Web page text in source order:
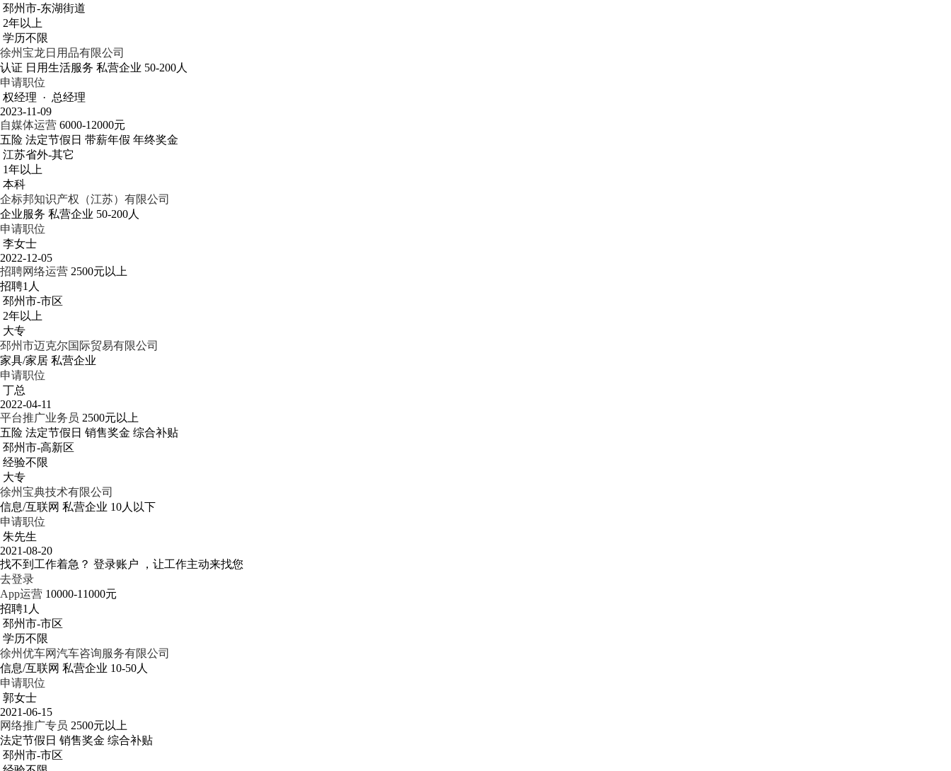
邳州市-东湖街道
2年以上
学历不限
徐州宝龙日用品有限公司
认证 日用生活服务 私营企业 50-200人
申请职位
权经理 · 总经理
2023-11-09
自媒体运营 6000-12000元
五险 法定节假日 带薪年假 年终奖金
江苏省外-其它
1年以上
本科
企标邦知识产权（江苏）有限公司
企业服务 私营企业 50-200人
申请职位
李女士
2022-12-05
招聘网络运营 2500元以上
招聘1人
邳州市-市区
2年以上
大专
邳州市迈克尔国际贸易有限公司
家具/家居 私营企业
申请职位
丁总
2022-04-11
平台推广业务员 2500元以上
五险 法定节假日 销售奖金 综合补贴
邳州市-高新区
经验不限
大专
徐州宝典技术有限公司
信息/互联网 私营企业 10人以下
申请职位
朱先生
2021-08-20
找不到工作着急？ 登录账户 ，让工作主动来找您
去登录
App运营 10000-11000元
招聘1人
邳州市-市区
学历不限
徐州优车网汽车咨询服务有限公司
信息/互联网 私营企业 10-50人
申请职位
郭女士
2021-06-15
网络推广专员 2500元以上
法定节假日 销售奖金 综合补贴
邳州市-市区